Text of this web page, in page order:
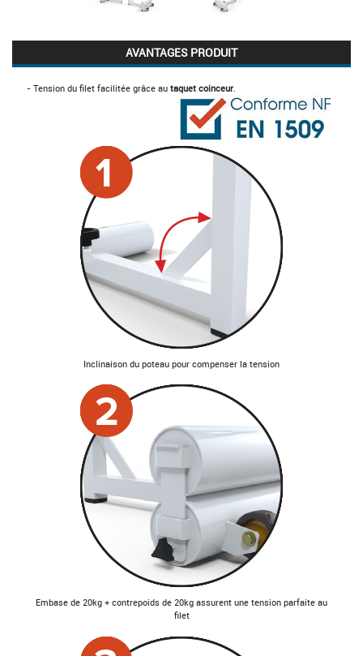
AVANTAGES PRODUIT
- Tension du filet facilitée grâce au taquet coinceur.
Inclinaison du poteau pour compenser la tension
Embase de 20kg + contrepoids de 20kg assurent une tension parfaite au
filet